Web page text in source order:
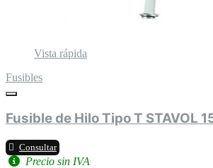
Vista rápida
Fusibles
Fusible de Hilo Tipo T STAVOL
Consultar
Precio sin IVA